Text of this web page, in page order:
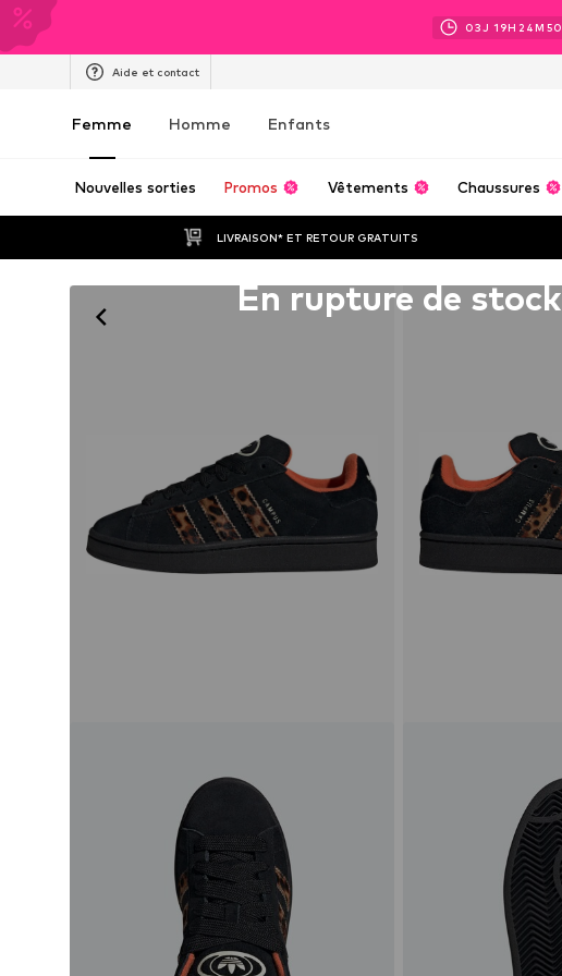
03J 19H 24M 49
Aide et contact
Femme Homme Enfants
Nouvelles sorties Promos Vêtements Chaussures
LIVRAISON* ET RETOUR GRATUITS
En rupture de stock